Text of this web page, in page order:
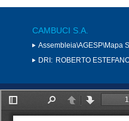
CAMBUCI S.A.
Assembleia\AGESP\Mapa
DRI: ROBERTO